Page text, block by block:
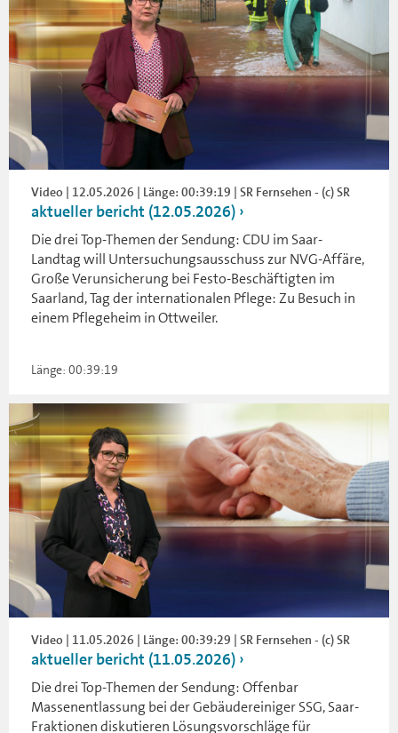
Video | 12.05.2026 | Länge: 00:39:19 | SR Fernsehen - (c) SR
aktueller bericht (12.05.2026)
Die drei Top-Themen der Sendung: CDU im Saar-
Landtag will Untersuchungsausschuss zur NVG-Affäre,
Große Verunsicherung bei Festo-Beschäftigten im
Saarland, Tag der internationalen Pflege: Zu Besuch in
einem Pflegeheim in Ottweiler.
Länge: 00:39:19
Video | 11.05.2026 | Länge: 00:39:29 | SR Fernsehen - (c) SR
aktueller bericht (11.05.2026)
Die drei Top-Themen der Sendung: Offenbar
Massenentlassung bei der Gebäudereiniger SSG, Saar-
Fraktionen diskutieren Lösungsvorschläge für